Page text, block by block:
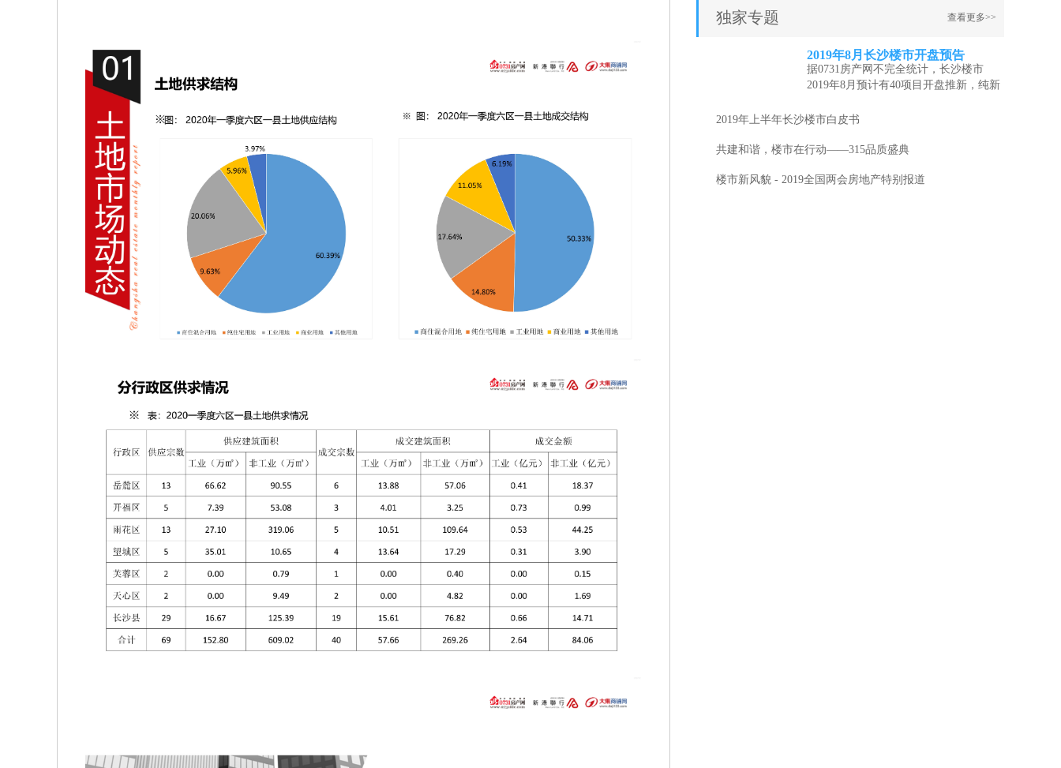
独家专题 查看更多>>
2019年8月长沙楼市开盘预告
据0731房产网不完全统计，长沙楼市
2019年8月预计有40项目开盘推新，纯新
2019年上半年长沙楼市白皮书
共建和谐，楼市在行动——315品质盛典
楼市新风貌 - 2019全国两会房地产特别报道